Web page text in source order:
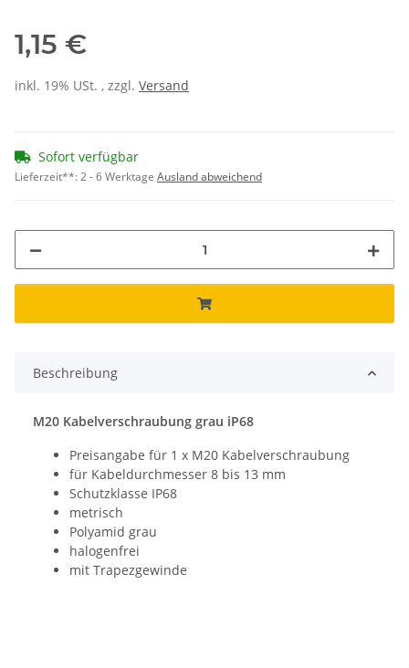
1,15 €
inkl. 19% USt. , zzgl. Versand
Sofort verfügbar
Lieferzeit**:2 - 6 Werktage Ausland abweichend
Beschreibung
M20 Kabelverschraubung grau iP68
Preisangabe für 1 x M20 Kabelverschraubung
für Kabeldurchmesser 8 bis 13 mm
Schutzklasse IP68
metrisch
Polyamid grau
halogenfrei
mit Trapezgewinde